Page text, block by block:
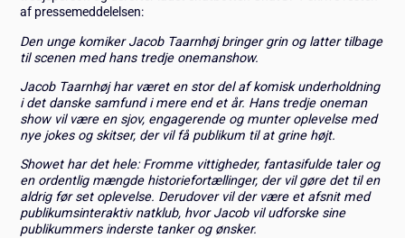
af pressemeddelelsen:
Den unge komiker Jacob Taarnhøj bringer grin og latter tilbage
til scenen med hans tredje onemanshow.
Jacob Taarnhøj har været en stor del af komisk underholdning
i det danske samfund i mere end et år. Hans tredje oneman
show vil være en sjov, engagerende og munter oplevelse med
nye jokes og skitser, der vil få publikum til at grine højt.
Showet har det hele: Fromme vittigheder, fantasifulde taler og
en ordentlig mængde historiefortællinger, der vil gøre det til en
aldrig før set oplevelse. Derudover vil der være et afsnit med
publikumsinteraktiv natklub, hvor Jacob vil udforske sine
publikummers inderste tanker og ønsker.